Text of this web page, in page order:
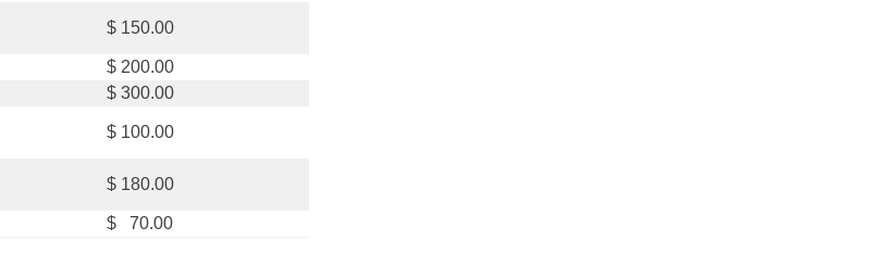
$ 150.00
$ 200.00
$ 300.00
$ 100.00
$ 180.00
$ 70.00